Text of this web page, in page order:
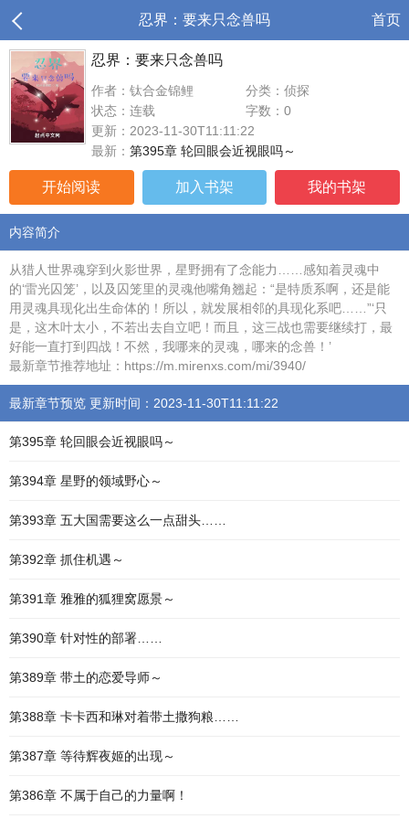
忍界：要来只念兽吗 首页
忍界：要来只念兽吗
作者：钛合金锦鲤
分类：侦探
状态：连载
字数：0
更新：2023-11-30T11:11:22
最新： 第395章 轮回眼会近视眼吗～
开始阅读 加入书架 我的书架
内容简介
从猎人世界魂穿到火影世界，星野拥有了念能力……感知着灵魂中
的‘雷光囚笼’，以及囚笼里的灵魂他嘴角翘起：“是特质系啊，还是能
用灵魂具现化出生命体的！所以，就发展相邻的具现化系吧……”‘只
是，这木叶太小，不若出去自立吧！而且，这三战也需要继续打，最
好能一直打到四战！不然，我哪来的灵魂，哪来的念兽！’
最新章节推荐地址：https://m.mirenxs.com/mi/3940/
最新章节预览 更新时间：2023-11-30T11:11:22
第395章 轮回眼会近视眼吗～
第394章 星野的领域野心～
第393章 五大国需要这么一点甜头……
第392章 抓住机遇～
第391章 雅雅的狐狸窝愿景～
第390章 针对性的部署……
第389章 带土的恋爱导师～
第388章 卡卡西和琳对着带土撒狗粮……
第387章 等待辉夜姬的出现～
第386章 不属于自己的力量啊！